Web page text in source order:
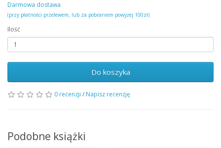
Darmowa dostawa
(przy płatności przelewem, lub za pobraniem powyżej 100zł)
Ilość
Do koszyka
0 recenzji / Napisz recenzję
Podobne książki